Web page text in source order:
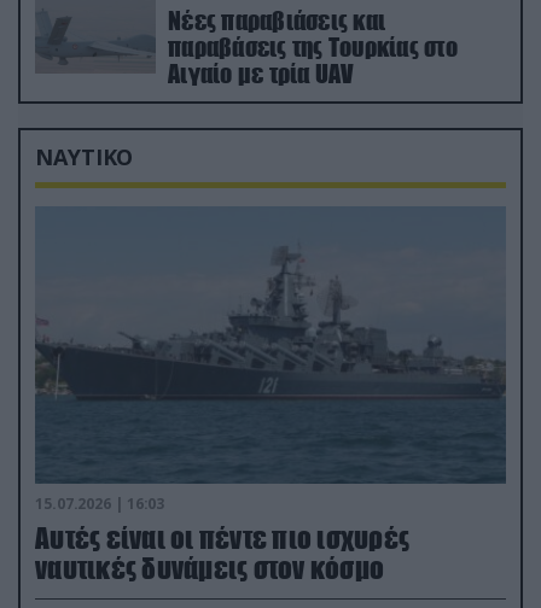
Νέες παραβιάσεις και
παραβάσεις της Τουρκίας στο
Αιγαίο με τρία UAV
ΝΑΥΤΙΚΟ
15.07.2026 | 16:03
Aυτές είναι οι πέντε πιο ισχυρές
ναυτικές δυνάμεις στον κόσμο